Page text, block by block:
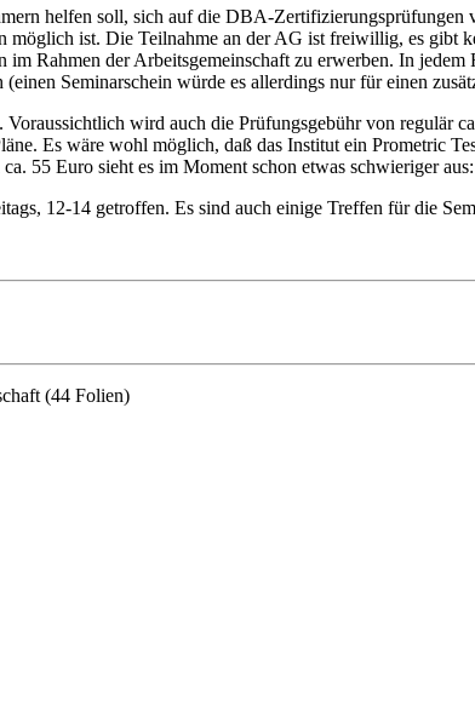
helfen soll, sich auf die DBA-
möglich ist. Die Teilnahme an der AG ist freiwillig, es
Rahmen der Arbeitsgemeinschaft zu erwerben. In
Seminarschein würde es allerdings nur für einen
wird auch die Prüfungsgebühr von regulär
Es wäre wohl möglich, daß das Institut ein Prometric
55 Euro sieht es im Moment schon etwas schwieriger
12-14 getroffen. Es sind auch einige Treffen für die
(44 Folien)